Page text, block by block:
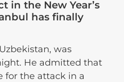
in the New Year’s
has finally
was
He admitted that
for the attack in a